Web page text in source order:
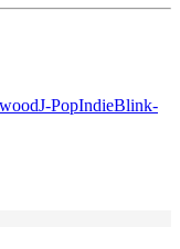
J-PopIndieBlink-